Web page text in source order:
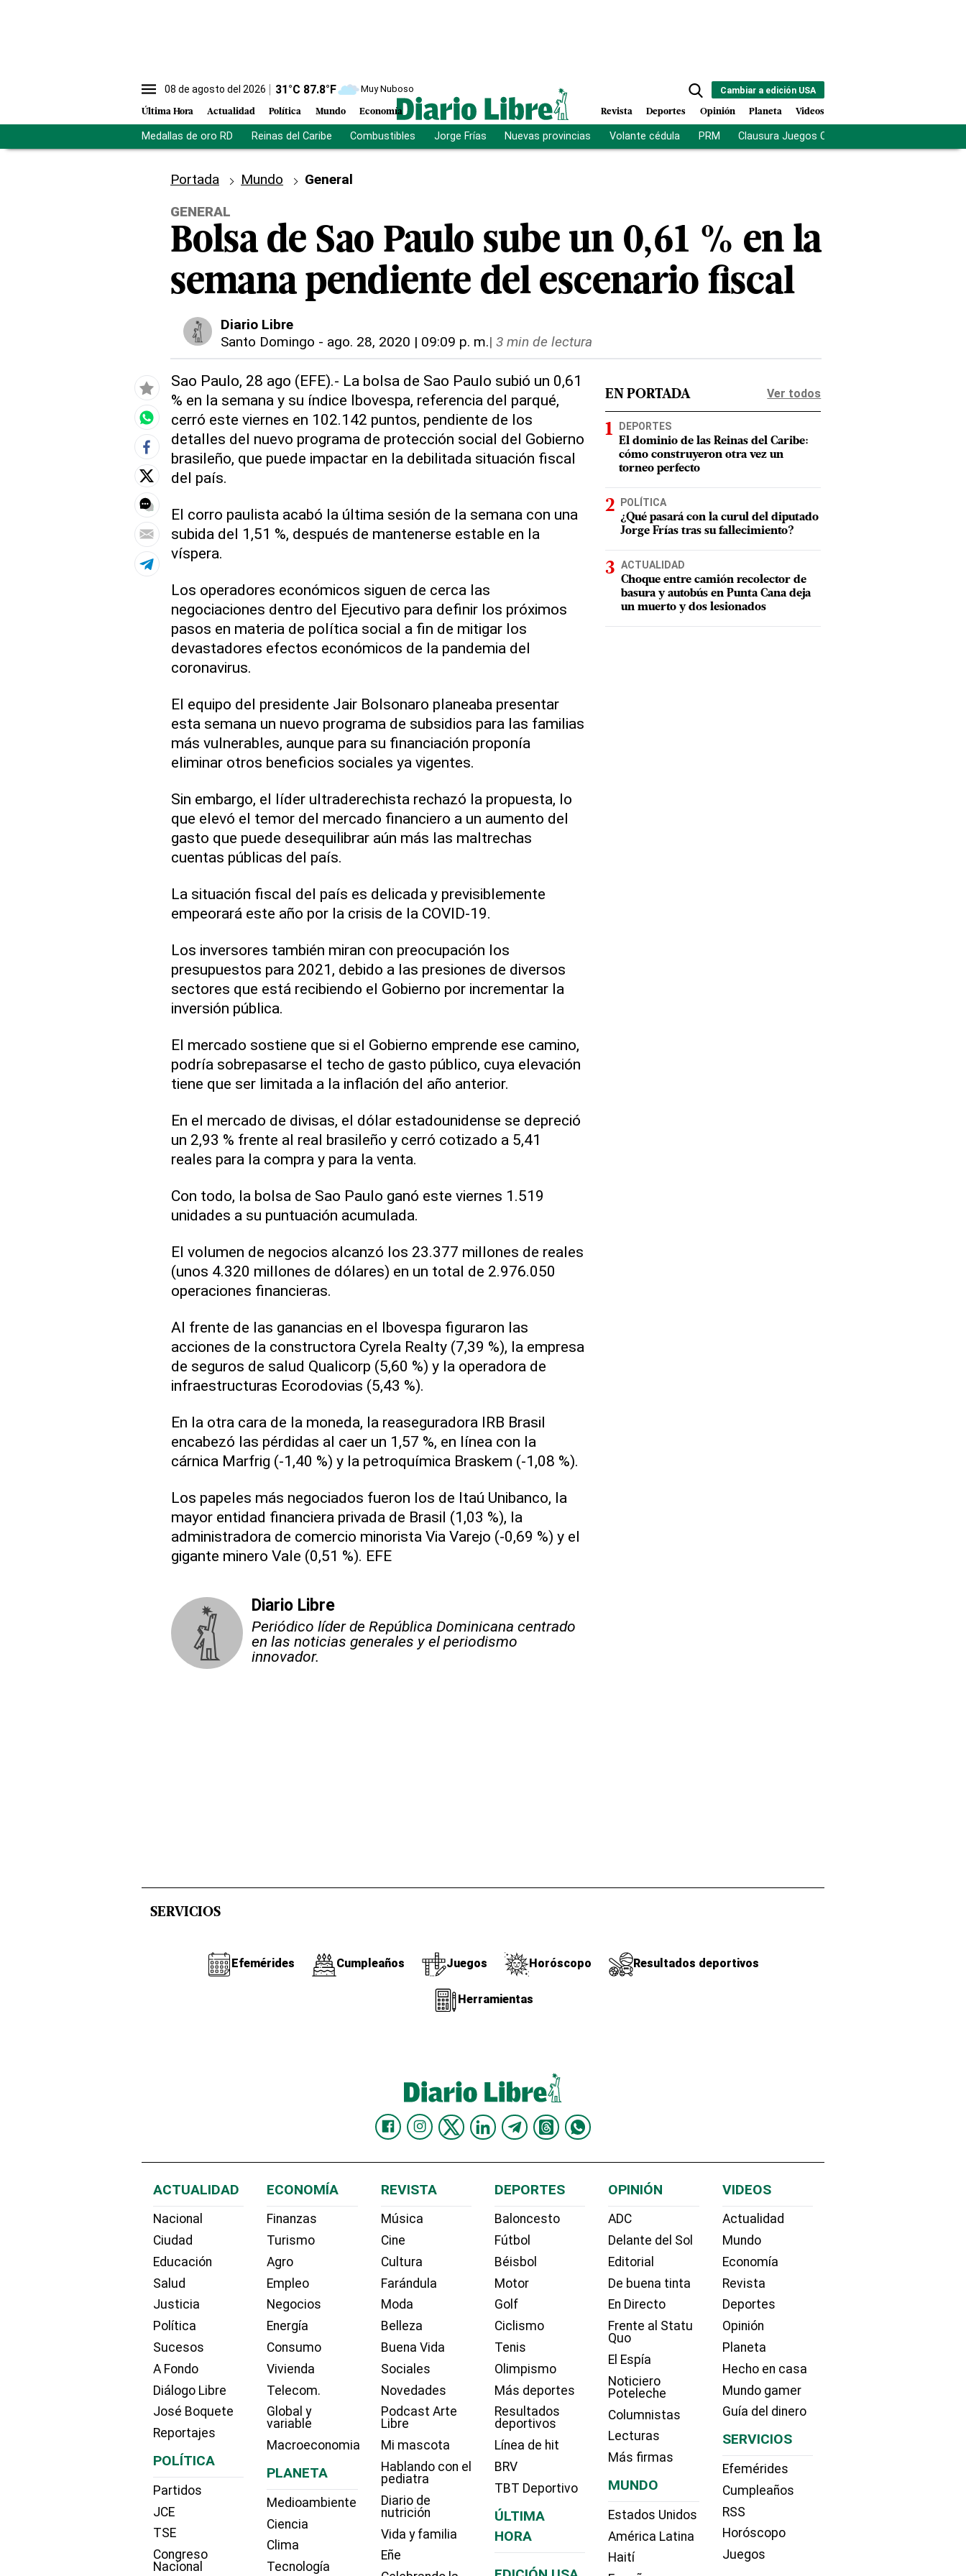
08 de agosto del 2026 31°C 87.8°F Muy Nuboso
Última Hora Actualidad Política Mundo Economía
Cambiar a edición USA
Revista Deportes Opinión Planeta Videos
Medallas de oro RD Reinas del Caribe Combustibles Jorge Frías Nuevas provincias Volante cédula PRM Clausura Juegos Centroamericanos
Portada Mundo
General
GENERAL
Bolsa de Sao Paulo sube un 0,61 % en la
semana pendiente del escenario fiscal
Diario Libre
Santo Domingo - ago. 28, 2020 | 09:09 p. m.| 3 min de lectura
Sao Paulo, 28 ago (EFE).- La bolsa de Sao Paulo subió un 0,61
% en la semana y su índice Ibovespa, referencia del parqué,
cerró este viernes en 102.142 puntos, pendiente de los
detalles del nuevo programa de protección social del Gobierno
brasileño, que puede impactar en la debilitada situación fiscal
del país.
El corro paulista acabó la última sesión de la semana con una
subida del 1,51 %, después de mantenerse estable en la
víspera.
Los operadores económicos siguen de cerca las
negociaciones dentro del Ejecutivo para definir los próximos
pasos en materia de política social a fin de mitigar los
devastadores efectos económicos de la pandemia del
coronavirus.
El equipo del presidente Jair Bolsonaro planeaba presentar
esta semana un nuevo programa de subsidios para las familias
más vulnerables, aunque para su financiación proponía
eliminar otros beneficios sociales ya vigentes.
Sin embargo, el líder ultraderechista rechazó la propuesta, lo
que elevó el temor del mercado financiero a un aumento del
gasto que puede desequilibrar aún más las maltrechas
cuentas públicas del país.
La situación fiscal del país es delicada y previsiblemente
empeorará este año por la crisis de la COVID-19.
Los inversores también miran con preocupación los
presupuestos para 2021, debido a las presiones de diversos
sectores que está recibiendo el Gobierno por incrementar la
inversión pública.
El mercado sostiene que si el Gobierno emprende ese camino,
podría sobrepasarse el techo de gasto público, cuya elevación
tiene que ser limitada a la inflación del año anterior.
En el mercado de divisas, el dólar estadounidense se depreció
un 2,93 % frente al real brasileño y cerró cotizado a 5,41
reales para la compra y para la venta.
Con todo, la bolsa de Sao Paulo ganó este viernes 1.519
unidades a su puntuación acumulada.
El volumen de negocios alcanzó los 23.377 millones de reales
(unos 4.320 millones de dólares) en un total de 2.976.050
operaciones financieras.
Al frente de las ganancias en el Ibovespa figuraron las
acciones de la constructora Cyrela Realty (7,39 %), la empresa
de seguros de salud Qualicorp (5,60 %) y la operadora de
infraestructuras Ecorodovias (5,43 %).
En la otra cara de la moneda, la reaseguradora IRB Brasil
encabezó las pérdidas al caer un 1,57 %, en línea con la
cárnica Marfrig (-1,40 %) y la petroquímica Braskem (-1,08 %).
Los papeles más negociados fueron los de Itaú Unibanco, la
mayor entidad financiera privada de Brasil (1,03 %), la
administradora de comercio minorista Via Varejo (-0,69 %) y el
gigante minero Vale (0,51 %). EFE
Diario Libre
Periódico líder de República Dominicana centrado
en las noticias generales y el periodismo
innovador.
EN PORTADA Ver todos
DEPORTES
El dominio de las Reinas del Caribe:
cómo construyeron otra vez un
torneo perfecto
POLÍTICA
¿Qué pasará con la curul del diputado
Jorge Frías tras su fallecimiento?
ACTUALIDAD
Choque entre camión recolector de
basura y autobús en Punta Cana deja
un muerto y dos lesionados
SERVICIOS
Efemérides Cumpleaños Juegos Horóscopo Resultados deportivos
Herramientas
ACTUALIDAD
Nacional
Ciudad
Educación
Salud
Justicia
Política
Sucesos
A Fondo
Diálogo Libre
José Boquete
Reportajes
POLÍTICA
Partidos
JCE
TSE
Congreso
Nacional
ECONOMÍA
Finanzas
Turismo
Agro
Empleo
Negocios
Energía
Consumo
Vivienda
Telecom.
Global y
variable
Macroeconomia
PLANETA
Medioambiente
Ciencia
Clima
Tecnología
REVISTA
Música
Cine
Cultura
Farándula
Moda
Belleza
Buena Vida
Sociales
Novedades
Podcast Arte
Libre
Mi mascota
Hablando con el
pediatra
Diario de
nutrición
Vida y familia
Eñe
DEPORTES
Baloncesto
Fútbol
Béisbol
Motor
Golf
Ciclismo
Tenis
Olimpismo
Más deportes
Resultados
deportivos
Línea de hit
BRV
TBT Deportivo
ÚLTIMA
HORA
OPINIÓN
ADC
Delante del Sol
Editorial
De buena tinta
En Directo
Frente al Statu
Quo
El Espía
Noticiero
Poteleche
Columnistas
Lecturas
Más firmas
MUNDO
Estados Unidos
América Latina
Haití
VIDEOS
Actualidad
Mundo
Economía
Revista
Deportes
Opinión
Planeta
Hecho en casa
Mundo gamer
Guía del dinero
SERVICIOS
Efemérides
Cumpleaños
RSS
Horóscopo
Juegos